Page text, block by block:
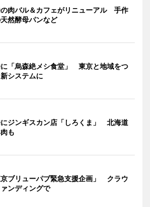
肉バル＆カフェがリニューアル 手作
天然酵母パンなど
「烏森絶メシ食堂」 東京と地域をつ
システムに
ジンギスカン店「しろくま」 北海道
も
京ブリューパブ緊急支援企画」 クラウ
ァンディングで